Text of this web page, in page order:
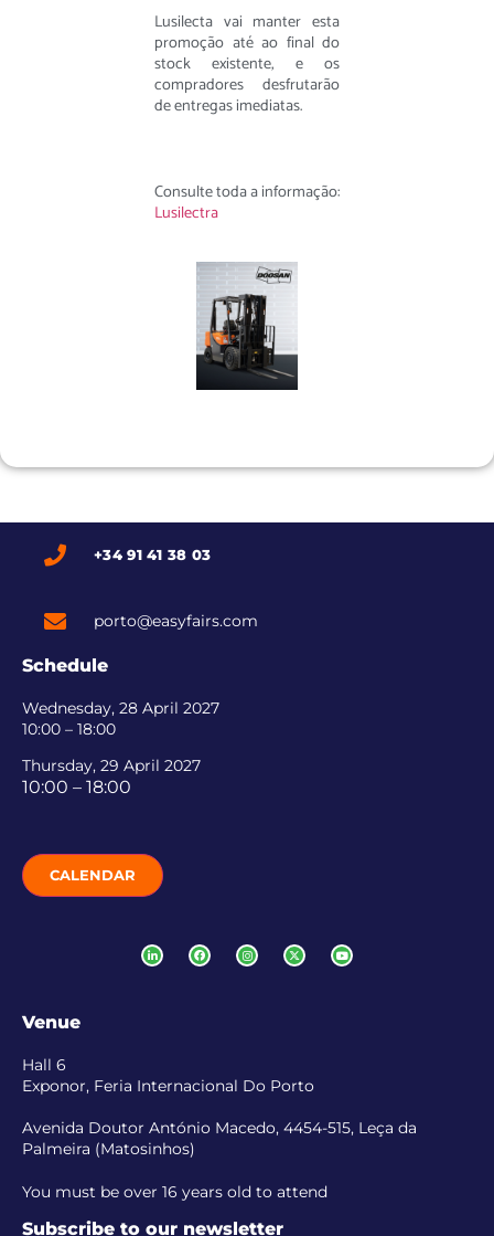
Lusilecta vai manter esta
promoção até ao final do
stock existente, e os
compradores desfrutarão
de entregas imediatas.
Consulte toda a informação:
Lusilectra
+34 91 41 38 03
porto@easyfairs.com
Schedule
Wednesday, 28 April 2027
10:00 – 18:00
Thursday, 29 April 2027
10:00 – 18:00
CALENDAR
Venue
Hall 6
Exponor, Feria Internacional Do Porto
Avenida Doutor António Macedo, 4454-515, Leça da
Palmeira (Matosinhos)
You must be over 16 years old to attend
Subscribe to our newsletter